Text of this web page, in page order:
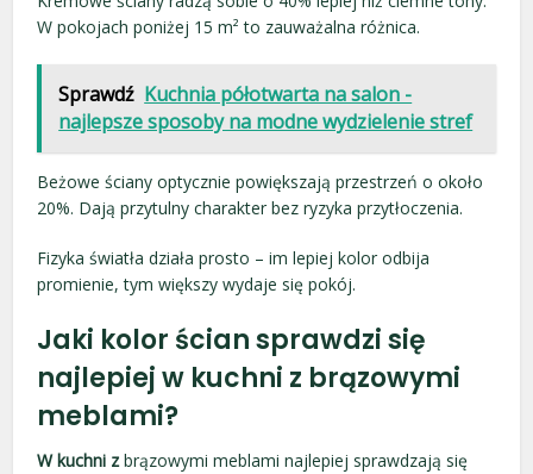
W pokojach poniżej 15 m² to zauważalna różnica.
Sprawdź Kuchnia półotwarta na salon -
najlepsze sposoby na modne wydzielenie stref
Beżowe ściany optycznie powiększają przestrzeń o około
20%. Dają przytulny charakter bez ryzyka przytłoczenia.
Fizyka światła działa prosto – im lepiej kolor odbija
promienie, tym większy wydaje się pokój.
Jaki kolor ścian sprawdzi się
najlepiej w kuchni z brązowymi
meblami?
W kuchni zbrązowymi meblami najlepiej sprawdzają się